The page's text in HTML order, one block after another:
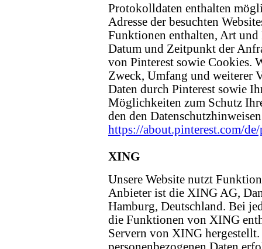
Protokolldaten enthalten
Adresse der besuchten
Funktionen enthalten, Art und
Datum und Zeitpunkt der
von Pinterest sowie Cookies.
Zweck, Umfang und weiterer
Daten durch Pinterest sowie
Möglichkeiten zum Schutz
den den
https://about.pinterest.com/
XING
Unsere Website nutzt
Anbieter ist die XING AG,
Hamburg, Deutschland. Bei
die Funktionen von XING
Servern von XING